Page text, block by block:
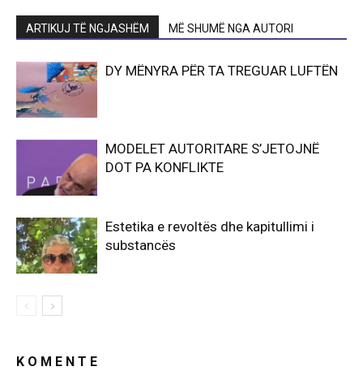
ARTIKUJ TË NGJASHËM MË SHUMË NGA AUTORI
DY MËNYRA PËR TA TREGUAR LUFTËN
MODELET AUTORITARE S’JETOJNË
DOT PA KONFLIKTE
Estetika e revoltës dhe kapitullimi i
substancës
K O M E N T E